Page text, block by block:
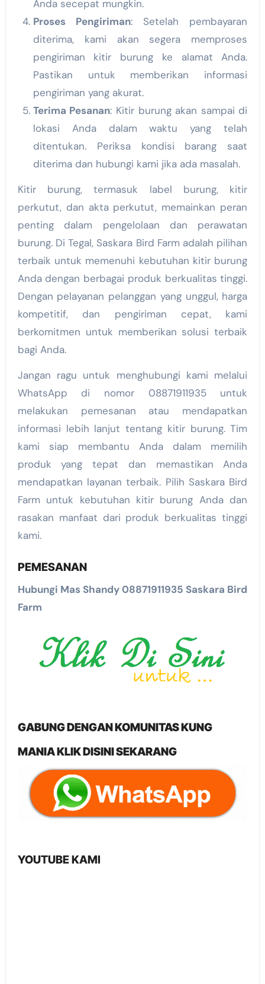
Anda secepat mungkin.
Proses Pengiriman: Setelah pembayaran
diterima, kami akan segera memproses
pengiriman kitir burung ke alamat Anda.
Pastikan untuk memberikan informasi
pengiriman yang akurat.
Terima Pesanan: Kitir burung akan sampai di
lokasi Anda dalam waktu yang telah
ditentukan. Periksa kondisi barang saat
diterima dan hubungi kami jika ada masalah.
Kitir burung, termasuk label burung, kitir
perkutut, dan akta perkutut, memainkan peran
penting dalam pengelolaan dan perawatan
burung. Di Tegal, Saskara Bird Farm adalah pilihan
terbaik untuk memenuhi kebutuhan kitir burung
Anda dengan berbagai produk berkualitas tinggi.
Dengan pelayanan pelanggan yang unggul, harga
kompetitif, dan pengiriman cepat, kami
berkomitmen untuk memberikan solusi terbaik
bagi Anda.
Jangan ragu untuk menghubungi kami melalui
WhatsApp di nomor 08871911935 untuk
melakukan pemesanan atau mendapatkan
informasi lebih lanjut tentang kitir burung. Tim
kami siap membantu Anda dalam memilih
produk yang tepat dan memastikan Anda
mendapatkan layanan terbaik. Pilih Saskara Bird
Farm untuk kebutuhan kitir burung Anda dan
rasakan manfaat dari produk berkualitas tinggi
kami.
PEMESANAN
Hubungi Mas Shandy 08871911935 Saskara Bird
Farm
GABUNG DENGAN KOMUNITAS KUNG
MANIA KLIK DISINI SEKARANG
YOUTUBE KAMI